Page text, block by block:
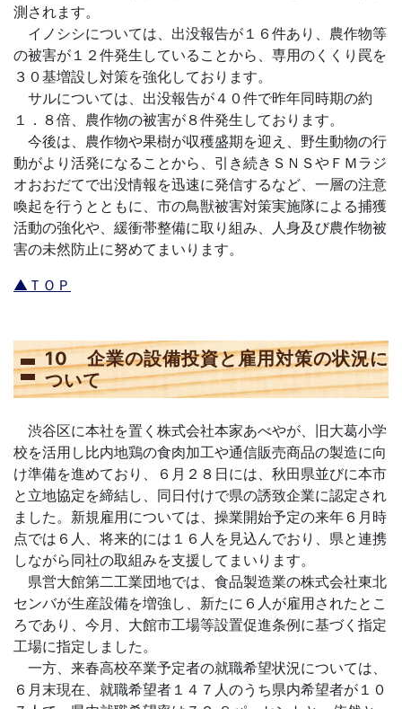
測されます。
イノシシについては、出没報告が１６件あり、農作物等
の被害が１２件発生していることから、専用のくくり罠を
３０基増設し対策を強化しております。
サルについては、出没報告が４０件で昨年同時期の約
１．８倍、農作物の被害が８件発生しております。
今後は、農作物や果樹が収穫盛期を迎え、野生動物の行
動がより活発になることから、引き続きＳＮＳやＦＭラジ
オおおだてで出没情報を迅速に発信するなど、一層の注意
喚起を行うとともに、市の鳥獣被害対策実施隊による捕獲
活動の強化や、緩衝帯整備に取り組み、人身及び農作物被
害の未然防止に努めてまいります。
▲ＴＯＰ
10 企業の設備投資と雇用対策の状況に
ついて
渋谷区に本社を置く株式会社本家あべやが、旧大葛小学
校を活用し比内地鶏の食肉加工や通信販売商品の製造に向
け準備を進めており、６月２８日には、秋田県並びに本市
と立地協定を締結し、同日付けで県の誘致企業に認定され
ました。新規雇用については、操業開始予定の来年６月時
点では６人、将来的には１６人を見込んでおり、県と連携
しながら同社の取組みを支援してまいります。
県営大館第二工業団地では、食品製造業の株式会社東北
センバが生産設備を増強し、新たに６人が雇用されたとこ
ろであり、今月、大館市工場等設置促進条例に基づく指定
工場に指定しました。
一方、来春高校卒業予定者の就職希望状況については、
６月末現在、就職希望者１４７人のうち県内希望者が１０